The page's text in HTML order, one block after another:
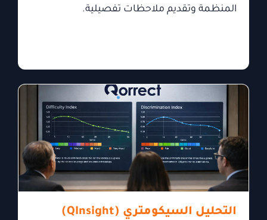
المنظمة وتقديم ملاحظات تفصيلية.
التحليل السيكومتري (QInsight)